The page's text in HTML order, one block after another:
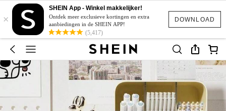
DOWNLOAD
×
SHEIN App - Winkel makkelijker!
Ontdek meer exclusieve kortingen en extra
aanbiedingen in de SHEIN APP!
(5,417)